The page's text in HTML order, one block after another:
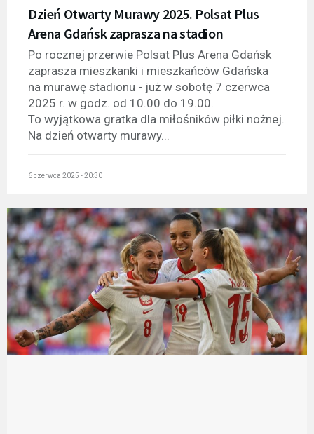
Dzień Otwarty Murawy 2025. Polsat Plus
Arena Gdańsk zaprasza na stadion
Po rocznej przerwie Polsat Plus Arena Gdańsk
zaprasza mieszkanki i mieszkańców Gdańska
na murawę stadionu - już w sobotę 7 czerwca
2025 r. w godz. od 10.00 do 19.00.
To wyjątkowa gratka dla miłośników piłki nożnej.
Na dzień otwarty murawy...
6 czerwca 2025 - 20:30